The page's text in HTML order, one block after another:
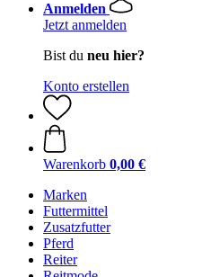
Anmelden
Jetzt anmelden
Bist du neu hier?
Konto erstellen
Warenkorb 0,00 €
Marken
Futtermittel
Zusatzfutter
Pferd
Reiter